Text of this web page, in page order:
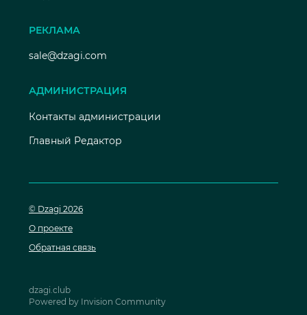
РЕКЛАМА
sale@dzagi.com
АДМИНИСТРАЦИЯ
Контакты администрации
Главный Редактор
© Dzagi 2026
О проекте
Обратная связь
dzagi.club
Powered by Invision Community